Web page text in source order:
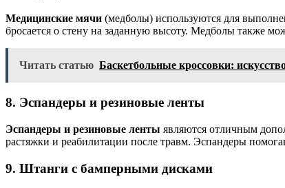
Медицинские мячи (медболы) используются для
бросается о стену на заданную высоту. Медболы также
Читать статью Баскетбольные кроссовки:
8. Эспандеры и резиновые ленты
Эспандеры и резиновые ленты являются отличным
растяжки и реабилитации после травм. Эспандеры
9. Штанги с бамперными дисками